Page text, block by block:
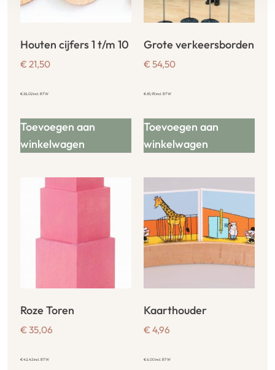
Houten cijfers 1 t/m 10
€ 21,50
€26,02incl. BTW
Toevoegen aan
winkelwagen
Grote verkeersborden
€ 54,50
€65,95incl. BTW
Toevoegen aan
winkelwagen
Roze Toren
€ 35,06
€42,42incl. BTW
Kaarthouder
€ 4,96
€6,00incl. BTW